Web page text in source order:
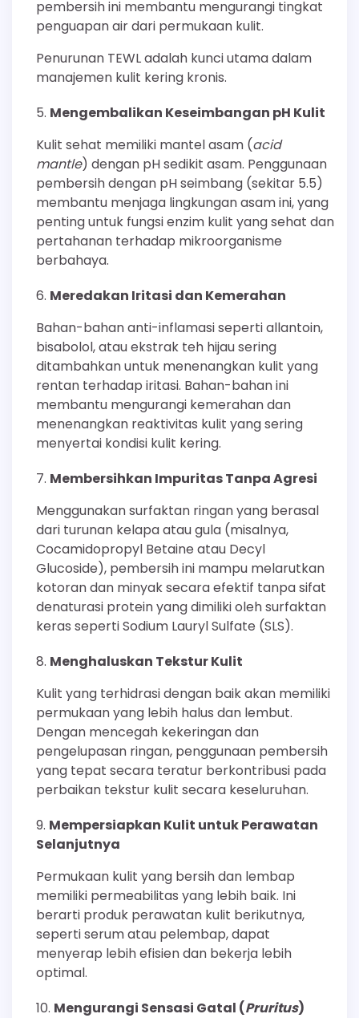
pembersih ini membantu mengurangi tingkat
penguapan air dari permukaan kulit.
Penurunan TEWL adalah kunci utama dalam
manajemen kulit kering kronis.
Mengembalikan Keseimbangan pH Kulit
Kulit sehat memiliki mantel asam (acid
mantle) dengan pH sedikit asam. Penggunaan
pembersih dengan pH seimbang (sekitar 5.5)
membantu menjaga lingkungan asam ini, yang
penting untuk fungsi enzim kulit yang sehat dan
pertahanan terhadap mikroorganisme
berbahaya.
Meredakan Iritasi dan Kemerahan
Bahan-bahan anti-inflamasi seperti allantoin,
bisabolol, atau ekstrak teh hijau sering
ditambahkan untuk menenangkan kulit yang
rentan terhadap iritasi. Bahan-bahan ini
membantu mengurangi kemerahan dan
menenangkan reaktivitas kulit yang sering
menyertai kondisi kulit kering.
Membersihkan Impuritas Tanpa Agresi
Menggunakan surfaktan ringan yang berasal
dari turunan kelapa atau gula (misalnya,
Cocamidopropyl Betaine atau Decyl
Glucoside), pembersih ini mampu melarutkan
kotoran dan minyak secara efektif tanpa sifat
denaturasi protein yang dimiliki oleh surfaktan
keras seperti Sodium Lauryl Sulfate (SLS).
Menghaluskan Tekstur Kulit
Kulit yang terhidrasi dengan baik akan memiliki
permukaan yang lebih halus dan lembut.
Dengan mencegah kekeringan dan
pengelupasan ringan, penggunaan pembersih
yang tepat secara teratur berkontribusi pada
perbaikan tekstur kulit secara keseluruhan.
Mempersiapkan Kulit untuk Perawatan
Selanjutnya
Permukaan kulit yang bersih dan lembap
memiliki permeabilitas yang lebih baik. Ini
berarti produk perawatan kulit berikutnya,
seperti serum atau pelembap, dapat
menyerap lebih efisien dan bekerja lebih
optimal.
Mengurangi Sensasi Gatal (Pruritus)